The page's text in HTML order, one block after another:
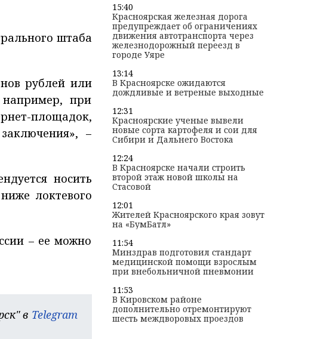
штаба
рублей или
при
площадок,
–
носить
локтевого
– ее можно
в Telegram
15:40
Красноярская железная дорога
предупреждает об ограничениях
движения автотранспорта через
железнодорожный переезд в
городе Уяре
13:14
В Красноярске ожидаются
дождливые и ветреные выходные
12:31
Красноярские ученые вывели
новые сорта картофеля и сои для
Сибири и Дальнего Востока
12:24
В Красноярске начали строить
второй этаж новой школы на
Стасовой
12:01
Жителей Красноярского края зовут
на «БумБатл»
11:54
Минздрав подготовил стандарт
медицинской помощи взрослым
при внебольничной пневмонии
11:53
В Кировском районе
дополнительно отремонтируют
шесть междворовых проездов